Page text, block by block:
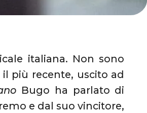
italiana. Non sono
il più recente, uscito ad
Bugo ha parlato di
e dal suo vincitore,